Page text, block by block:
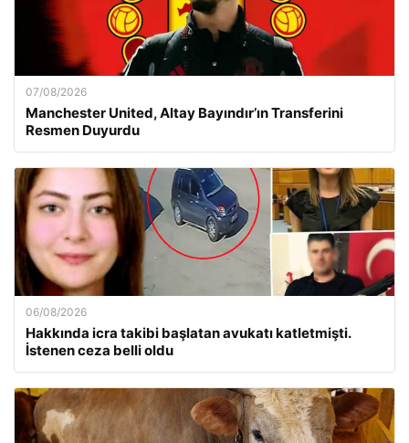
07/08/2026
Manchester United, Altay Bayındır’ın Transferini
Resmen Duyurdu
06/08/2026
Hakkında icra takibi başlatan avukatı katletmişti.
İstenen ceza belli oldu